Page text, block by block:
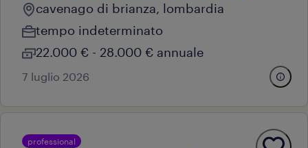
cavenago di brianza, lombardia
tempo indeterminato
22.000 € - 28.000 € annuale
7 luglio 2026
professional